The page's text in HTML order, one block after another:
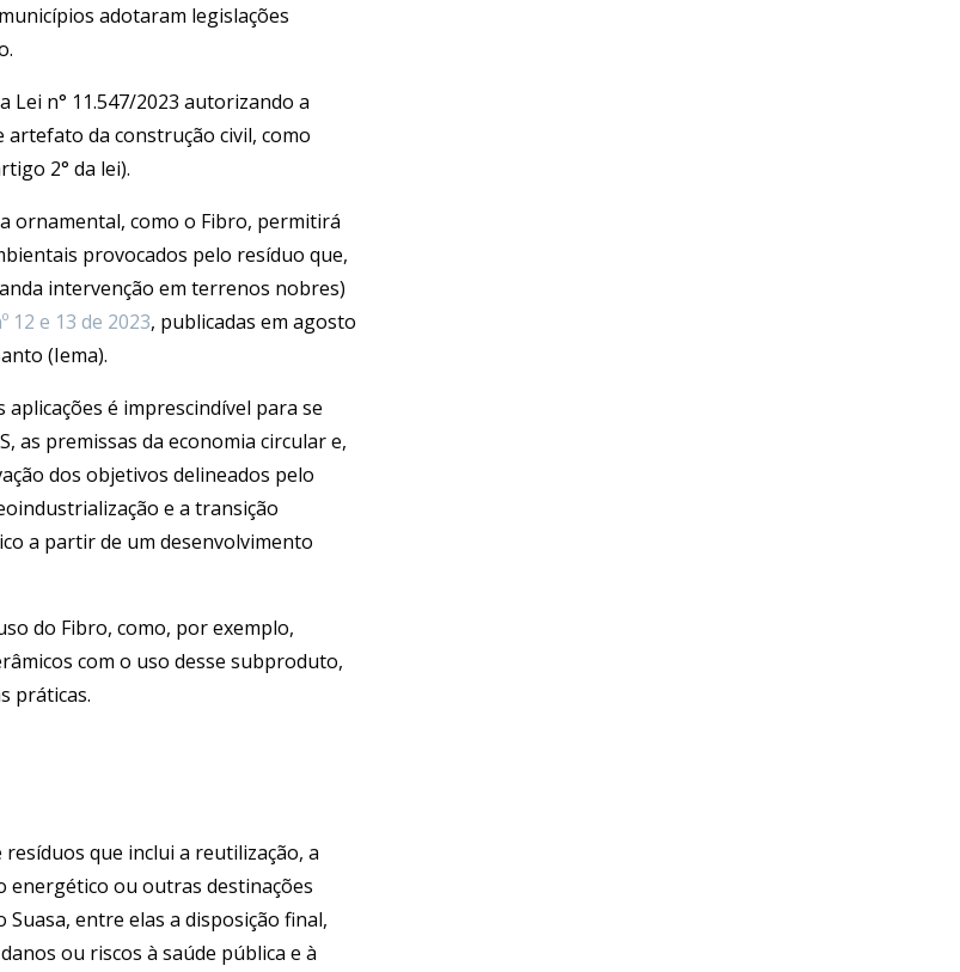
adotaram legislações
Lei n° 11.547/2023 autorizando a
da construção civil, como
2° da lei).
ornamental, como o Fibro, permitirá
provocados pelo resíduo que,
intervenção em terrenos nobres)
12 e 13 de 2023, publicadas em agosto
(Iema).
é imprescindível para se
as premissas da economia circular e,
dos objetivos delineados pelo
e a transição
a partir de um desenvolvimento
do Fibro, como, por exemplo,
com o uso desse subproduto,
práticas.
que inclui a reutilização, a
energético ou outras destinações
entre elas a disposição final,
ou riscos à saúde pública e à